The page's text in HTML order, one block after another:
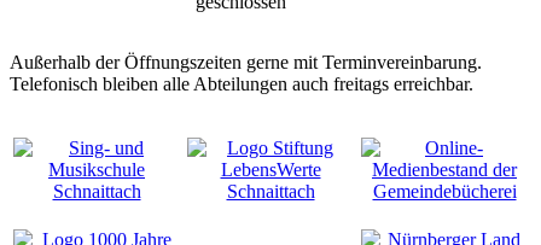
Außerhalb der Öffnungszeiten gerne mit Terminvereinbarung.
Telefonisch bleiben alle Abteilungen auch freitags erreichbar.